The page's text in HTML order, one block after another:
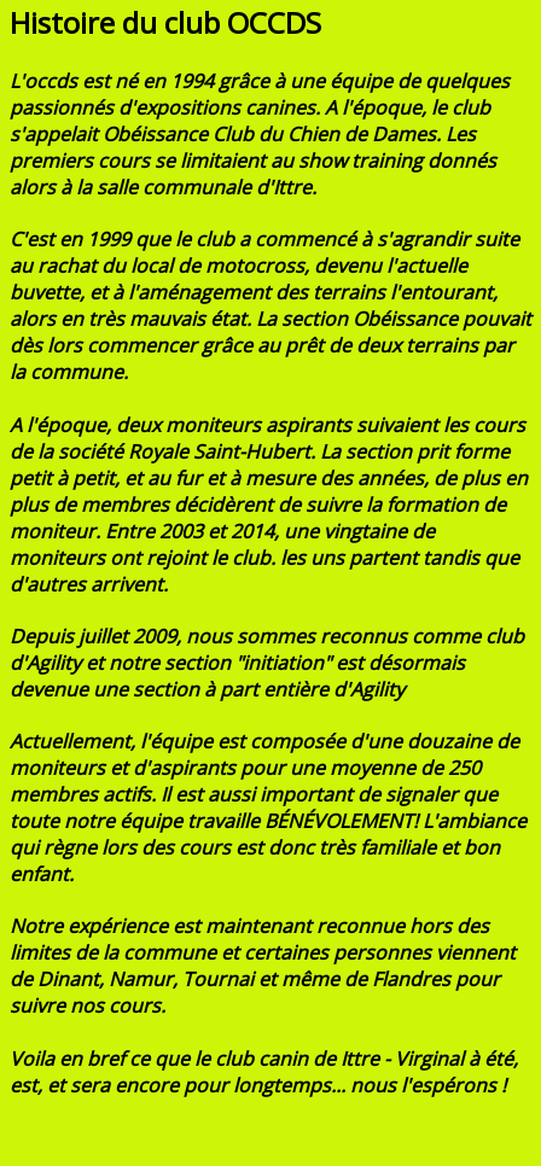
Histoire du club OCCDS
L'occds est né en 1994 grâce à une équipe de quelques
passionnés d'expositions canines.A l'époque, le club
s'appelait Obéissance Club du Chien de Dames. Les
premiers cours se limitaient au show training donnés
alors à la salle communale d'Ittre.
C'est en 1999 que le club a commencé à s'agrandir suite
au rachat du local de motocross, devenu l'actuelle
buvette, et à l'aménagement des terrains l'entourant,
alors en très mauvais état. La section Obéissance pouvait
dès lors commencer grâce au prêt de deux terrains par
la commune.
A l'époque, deux moniteurs aspirants suivaient les cours
de la société Royale Saint-Hubert. La section prit forme
petit à petit, et au fur et à mesure des années, de plus en
plus de membres décidèrent de suivre la formation de
moniteur. Entre 2003 et 2014, une vingtaine de
moniteurs ont rejoint le club. les uns partent tandis que
d'autres arrivent.
Depuis juillet 2009, nous sommes reconnus comme club
d'Agility et notre section "initiation" est désormais
devenue une section à part entière d'Agility
Actuellement, l'équipe est composée d'une douzaine de
moniteurs et d'aspirants pour une moyenne de 250
membres actifs. Il est aussi important de signaler que
toute notre équipe travaille BÉNÉVOLEMENT! L'ambiance
qui règne lors des cours est donc très familiale et bon
enfant.
Notre expérience est maintenant reconnue hors des
limites de la commune et certaines personnes viennent
de Dinant, Namur, Tournai et même de Flandres pour
suivre nos cours.
Voila en bref ce que le club canin de Ittre - Virginal à été,
est, et sera encore pour longtemps... nous l'espérons !